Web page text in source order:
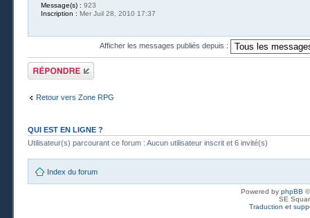
Message(s) : 923
Inscription : Mer Juil 28, 2010 17:37
Afficher les messages publiés depuis :
Publier une
réponse
Retour vers Zone RPG
QUI EST EN LIGNE ?
Utilisateur(s) parcourant ce forum : Aucun utilisateur inscrit et 6 invité(s)
Index du forum
Powered by phpBB
SE
Traduction et